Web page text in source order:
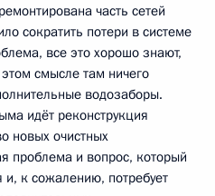
часть сетей
сократить потери в системе
все это хорошо знают,
смысле там ничего
водозаборы.
идёт реконструкция
новых очистных
проблема и вопрос, который
и, к сожалению, потребует